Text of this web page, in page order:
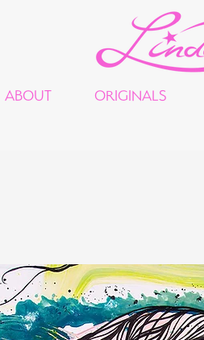
ABOUT ORIGINALS